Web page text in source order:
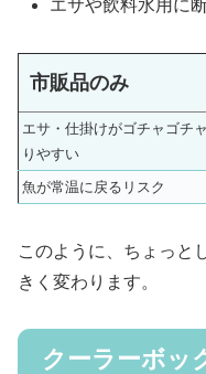
エサや飲料水用に
市販品のみ
エサ・仕掛けがゴチャゴチ
りやすい
魚が常温に戻るリスク
このように、ちょっと
きく変わります。
クーラーボッ